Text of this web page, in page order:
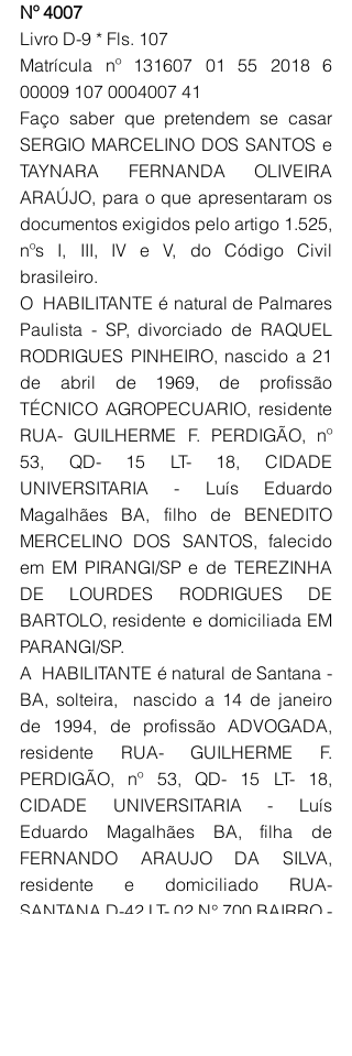
Nº 4007
Livro D-9 * Fls. 107
Matrícula nº 131607 01 55 2018 6
00009 107 0004007 41
Faço saber que pretendem se casar
SERGIO MARCELINO DOS SANTOS e
TAYNARA FERNANDA OLIVEIRA
ARAÚJO, para o que apresentaram os
documentos exigidos pelo artigo 1.525,
nºs I, III, IV e V, do Código Civil
brasileiro.
O  HABILITANTE é natural de Palmares
Paulista - SP, divorciado de RAQUEL
RODRIGUES PINHEIRO, nascido a 21
de abril de 1969, de profissão
TÉCNICO AGROPECUARIO, residente
RUA- GUILHERME F. PERDIGÃO, nº
53, QD- 15 LT- 18, CIDADE
UNIVERSITARIA - Luís Eduardo
Magalhães BA, filho de BENEDITO
MERCELINO DOS SANTOS, falecido
em EM PIRANGI/SP e de TEREZINHA
DE LOURDES RODRIGUES DE
BARTOLO, residente e domiciliada EM
PARANGI/SP.
A  HABILITANTE é natural de Santana -
BA, solteira,  nascido a 14 de janeiro
de 1994, de profissão ADVOGADA,
residente RUA- GUILHERME F.
PERDIGÃO, nº 53, QD- 15 LT- 18,
CIDADE UNIVERSITARIA - Luís
Eduardo Magalhães BA, filha de
FERNANDO ARAUJO DA SILVA,
residente e domiciliado RUA-
SANTANA D-42 LT- 02 N° 700 BAIRRO -